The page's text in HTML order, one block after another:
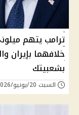
ترامب يتهم
خلافهما بإيران
بشعبيتك
السبت 20/يونيو/2026 - 05:49 م